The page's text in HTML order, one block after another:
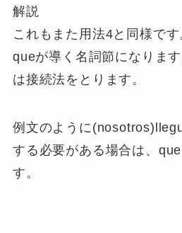
解説
これもまた用法4と同様で
queが導く名詞節になりま
は接続法をとります。
例文のように
する必要がある場合は、
す。